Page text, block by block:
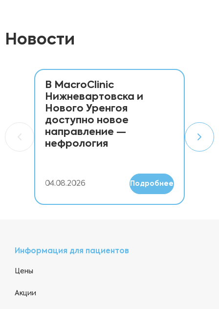
Новости
В MacroClinic
Нижневартовска и
Нового Уренгоя
доступно новое
направление —
нефрология
04.08.2026 Подробнее
Информация для пациентов
Цены
Акции